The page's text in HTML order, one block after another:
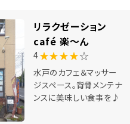
リラクゼーション
café 楽～ん
4★★★★☆
水戸のカフェ＆マッサー
ジスペース。背骨メンテナ
ンスに美味しい食事を♪